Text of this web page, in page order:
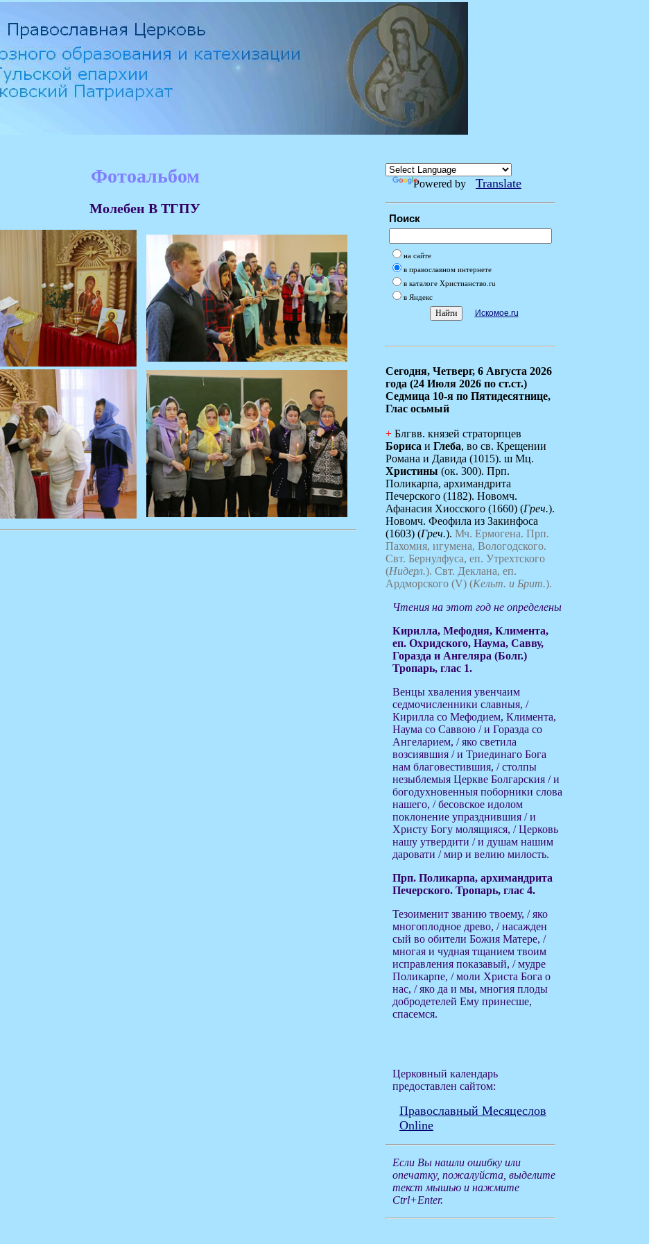
Фотоальбом
Молебен В ТГПУ
Powered by Translate
Поиск
на сайте
в православном интернете
в каталоге Христианство.ru
в Яндекс
Искомое.ru
Сегодня, Четверг, 6 Августа 2026
года (24 Июля 2026 по ст.ст.)
Седмица 10-я по Пятидесятнице,
Глас осьмый
+ Блгвв. князей страторпцев
Бориса и Глеба, во св. Крещении
Романа и Давида (1015). ш Мц.
Христины (ок. 300). Прп.
Поликарпа, архимандрита
Печерского (1182). Новомч.
Афанасия Хиосского (1660) (Греч.).
Новомч. Феофила из Закинфоса
(1603) (Греч.). Мч. Ермогена. Прп.
Пахомия, игумена, Вологодского.
Свт. Бернулфуса, еп. Утрехтского
(Нидерл.). Свт. Деклана, еп.
Ардморского (V) (Кельт. и Брит.).
Чтения на этот год не определены
Кирилла, Мефодия, Климента,
еп. Охридского, Наума, Савву,
Горазда и Ангеляра (Болг.)
Тропарь, глас 1.
Венцы хваления увенчаим
седмочисленники славныя, /
Кирилла со Мефодием, Климента,
Наума со Саввою / и Горазда со
Ангеларием, / яко светила
возсиявшия / и Триединаго Бога
нам благовестившия, / столпы
незыблемыя Церкве Болгарския / и
богодухновенныя поборники слова
нашего, / бесовское идолом
поклонение упразднившия / и
Христу Богу молящияся, / Церковь
нашу утвердити / и душам нашим
даровати / мир и велию милость.
Прп. Поликарпа, архимандрита
Печерского. Тропарь, глас 4.
Тезоименит званию твоему, / яко
многоплодное древо, / насажден
сый во обители Божия Матере, /
многая и чудная тщанием твоим
исправления показавый, / мудре
Поликарпе, / моли Христа Бога о
нас, / яко да и мы, многия плоды
добродетелей Ему принесше,
спасемся.
Церковный календарь
предоставлен сайтом:
Православный Месяцеслов
Online
Если Вы нашли ошибку или
опечатку, пожалуйста, выделите
текст мышью и нажмите
Ctrl+Enter.